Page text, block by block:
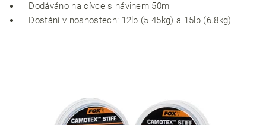
Dodáváno na cívce s návinem 50m
Dostání v nosnostech: 12lb (5.45kg) a 15lb (6.8kg)